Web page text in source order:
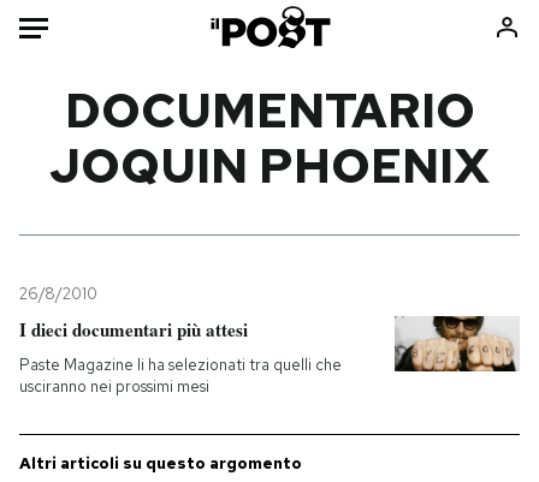
HOME
Mondo
Tecnologia
Internet
Scienza
Libri
Ok Boomer!
Media
DOCUMENTARIO
JOQUIN PHOENIX
26/8/2010
I dieci documentari più attesi
Paste Magazine li ha selezionati tra quelli che
usciranno nei prossimi mesi
Altri articoli su questo argomento